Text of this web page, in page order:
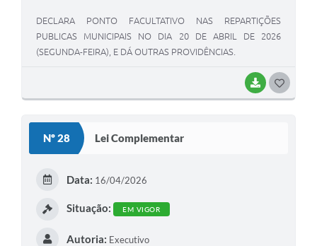
BAIXAR
DECLARA PONTO FACULTATIVO NAS REPARTIÇÕES
PUBLICAS MUNICIPAIS NO DIA 20 DE ABRIL DE 2026
(SEGUNDA-FEIRA), E DÁ OUTRAS PROVIDÊNCIAS.
Nº 28 Lei Complementar
Data: 16/04/2026
Situação: EM VIGOR
Autoria: Executivo